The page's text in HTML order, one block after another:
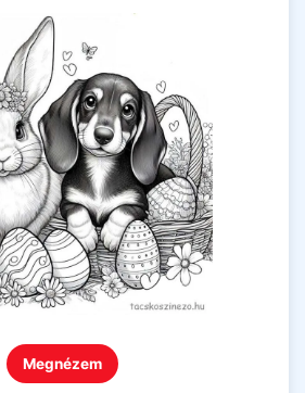
Megnézem